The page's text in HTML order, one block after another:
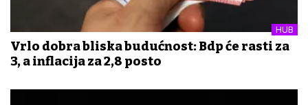
HUB
Vrlo dobra bliska budućnost: Bdp će rasti za
3, a inflacija za 2,8 posto